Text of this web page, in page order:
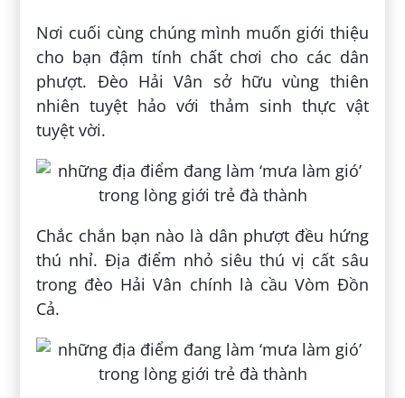
Nơi cuối cùng chúng mình muốn giới thiệu
cho bạn đậm tính chất chơi cho các dân
phượt. Đèo Hải Vân sở hữu vùng thiên
nhiên tuyệt hảo với thảm sinh thực vật
tuyệt vời.
Chắc chắn bạn nào là dân phượt đều hứng
thú nhỉ. Địa điểm nhỏ siêu thú vị cất sâu
trong đèo Hải Vân chính là cầu Vòm Đồn
Cả.